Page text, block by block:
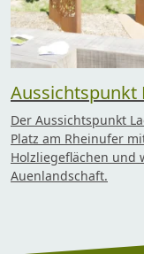
Aussichtspunkt
Der Aussichtspunkt
Platz am Rheinufer
Holzliegeflächen und
Auenlandschaft.